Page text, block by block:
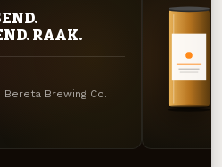
RAAK.
Bereta Brewing Co.